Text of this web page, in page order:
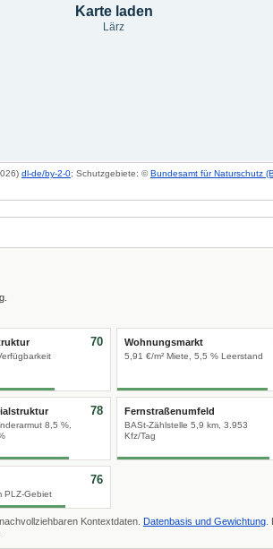
Karte laden
Lärz
dl-de/by-2-0; Schutzgebiete: ©Bundesamt für Naturschutz
70 Wohnungsmarkt
5,91 €/m² Miete, 5,5 % Leerstand
8,5 %,
78 Fernstraßenumfeld
BASt-Zählstelle 5,9 km, 3.953
Kfz/Tag
PLZ-Gebiet
76
Kontextdaten. Datenbasis und Gewichtung